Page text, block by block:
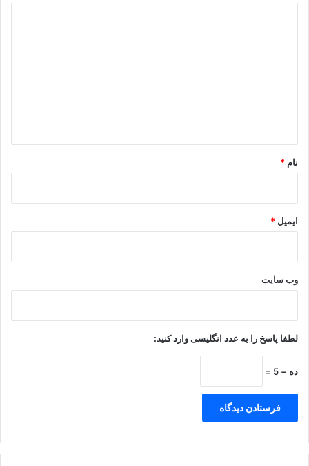
نام *
ایمیل *
وب‌ سایت
لطفا پاسخ را به عدد انگلیسی وارد کنید:
ده − 5 =